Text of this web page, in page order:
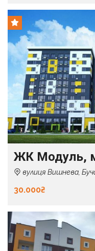
ЖК Модуль,
вулиця Вишнева,
30.000₴